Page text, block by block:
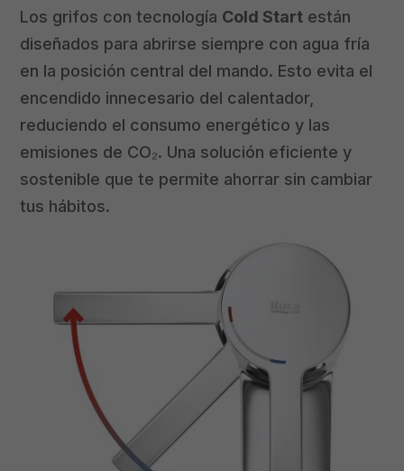
Los grifos con tecnología Cold Start están
diseñados para abrirse siempre con agua fría
en la posición central del mando. Esto evita el
encendido innecesario del calentador,
reduciendo el consumo energético y las
emisiones de CO₂. Una solución eficiente y
sostenible que te permite ahorrar sin cambiar
tus hábitos.